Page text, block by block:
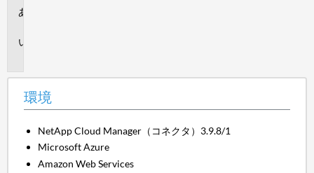
環境
NetApp Cloud Manager（コネクタ）3.9.8/1
Microsoft Azure
Amazon Web Services